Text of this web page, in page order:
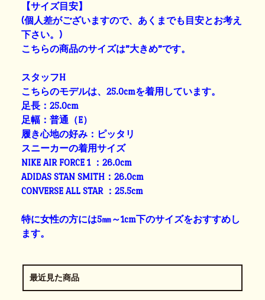
【サイズ目安】
(個人差がございますので、あくまでも目安とお考え
下さい。)
こちらの商品のサイズは”大きめ”です。
スタッフH
こちらのモデルは、25.0cmを着用しています。
足長：25.0cm
足幅：普通（E）
履き心地の好み：ピッタリ
スニーカーの着用サイズ
NIKE AIR FORCE 1 ：26.0cm
ADIDAS STAN SMITH：26.0cm
CONVERSE ALL STAR ：25.5cm
特に女性の方には5㎜～1cm下のサイズをおすすめし
ます。
最近見た商品